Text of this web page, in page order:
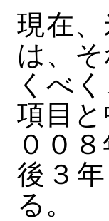
現在
は、
くべ
項目
００
後３
る。